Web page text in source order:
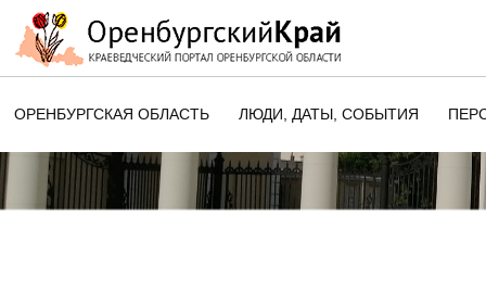
ОРЕНБУРГСКАЯ ОБЛАСТЬ ЛЮДИ, ДАТЫ, CОБЫТИЯ
ЭТОТ ДЕНЬ В ИСТОРИИ
ОРЕНБУРГСКОГО КРАЯ